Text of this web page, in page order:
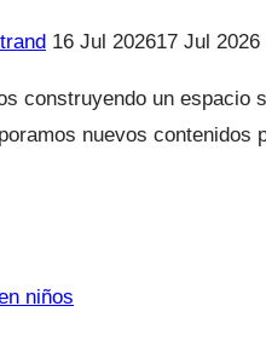
16 Jul 202617 Jul 2026
construyendo un
nuevos